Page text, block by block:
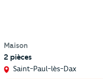
Maison
2 pièces
Saint-Paul-lès-Dax